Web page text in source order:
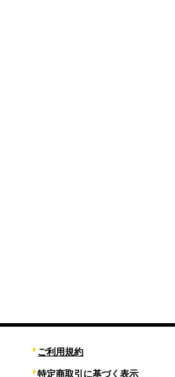
ご利用規約
特定商取引に基づく表示